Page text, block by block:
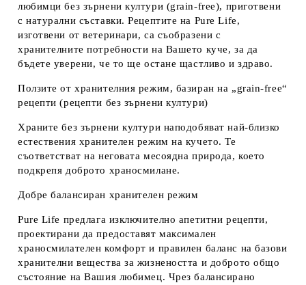
любимци без зърнени култури (grain-free), приготвени
с натурални съставки. Рецептите на Pure Life,
изготвени от ветеринари, са съобразени с
хранителните потребности на Вашето куче, за да
бъдете уверени, че то ще остане щастливо и здраво.
Ползите от хранителния режим, базиран на „grain-free“
рецепти (рецепти без зърнени култури)
Храните без зърнени култури наподобяват най-близко
естествения хранителен режим на кучето. Те
съответстват на неговата месоядна природа, което
подкрепя доброто храносмилане.
Добре балансиран хранителен режим
Pure Life предлага изключително апетитни рецепти,
проектирани да предоставят максимален
храносмилателен комфорт и правилен баланс на базови
хранителни вещества за жизнеността и доброто общо
състояние на Вашия любимец. Чрез балансирано